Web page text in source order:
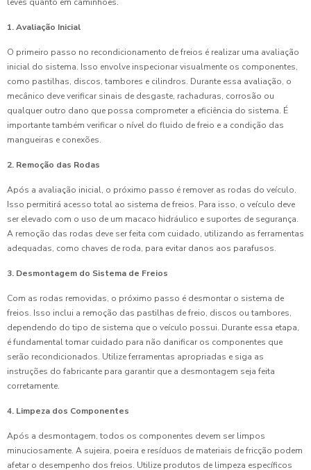
1. Avaliação Inicial
O primeiro passo no recondicionamento de freios é realizar uma avaliação
inicial do sistema. Isso envolve inspecionar visualmente os componentes,
como pastilhas, discos, tambores e cilindros. Durante essa avaliação, o
mecânico deve verificar sinais de desgaste, rachaduras, corrosão ou
qualquer outro dano que possa comprometer a eficiência do sistema. É
importante também verificar o nível do fluido de freio e a condição das
mangueiras e conexões.
2. Remoção das Rodas
Após a avaliação inicial, o próximo passo é remover as rodas do veículo.
Isso permitirá acesso total ao sistema de freios. Para isso, o veículo deve
ser elevado com o uso de um macaco hidráulico e suportes de segurança.
A remoção das rodas deve ser feita com cuidado, utilizando as ferramentas
adequadas, como chaves de roda, para evitar danos aos parafusos.
3. Desmontagem do Sistema de Freios
Com as rodas removidas, o próximo passo é desmontar o sistema de
freios. Isso inclui a remoção das pastilhas de freio, discos ou tambores,
dependendo do tipo de sistema que o veículo possui. Durante essa etapa,
é fundamental tomar cuidado para não danificar os componentes que
serão recondicionados. Utilize ferramentas apropriadas e siga as
instruções do fabricante para garantir que a desmontagem seja feita
corretamente.
4. Limpeza dos Componentes
Após a desmontagem, todos os componentes devem ser limpos
minuciosamente. A sujeira, poeira e resíduos de materiais de fricção podem
afetar o desempenho dos freios. Utilize produtos de limpeza específicos